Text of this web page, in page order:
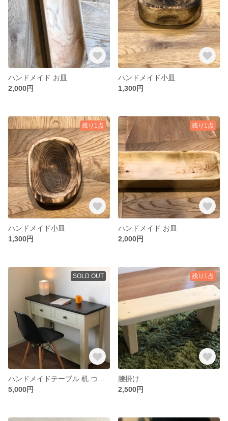
ハンドメイド お皿
2,000円
ハンドメイド小皿
1,300円
残り1点
ハンドメイド小皿
1,300円
残り1点
ハンドメイド お皿
2,000円
SOLD OUT
5,000円
残り1点
腰掛け
2,500円